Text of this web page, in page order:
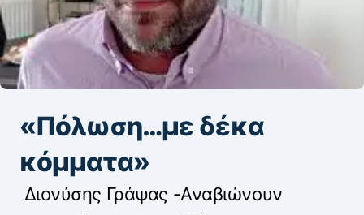
«Πόλωση…με δέκα
κόμματα»
Διονύσης Γράψας -Αναβιώνουν